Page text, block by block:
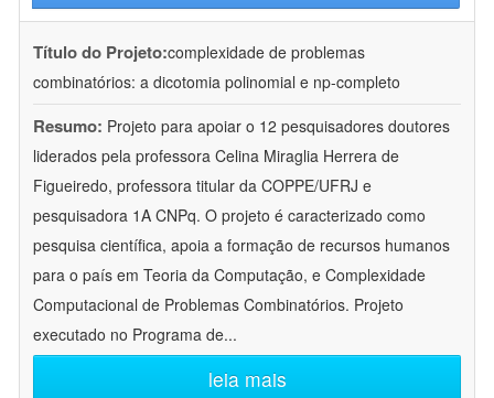
Título do Projeto:complexidade de problemas
combinatórios: a dicotomia polinomial e np-completo
Resumo: Projeto para apoiar o 12 pesquisadores doutores
liderados pela professora Celina Miraglia Herrera de
Figueiredo, professora titular da COPPE/UFRJ e
pesquisadora 1A CNPq. O projeto é caracterizado como
pesquisa científica, apoia a formação de recursos humanos
para o país em Teoria da Computação, e Complexidade
Computacional de Problemas Combinatórios. Projeto
executado no Programa de...
leia mais